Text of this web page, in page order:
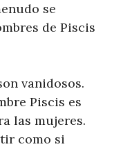
se
de Piscis
vanidosos.
Piscis es
las mujeres.
como si